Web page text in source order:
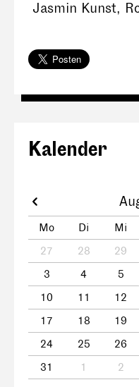
Jasmin Kunst,
Kalender
Mo Di Mi
27
28 29
3
4 5
10
11 12
17
18 19
24
25 26
31
1 2